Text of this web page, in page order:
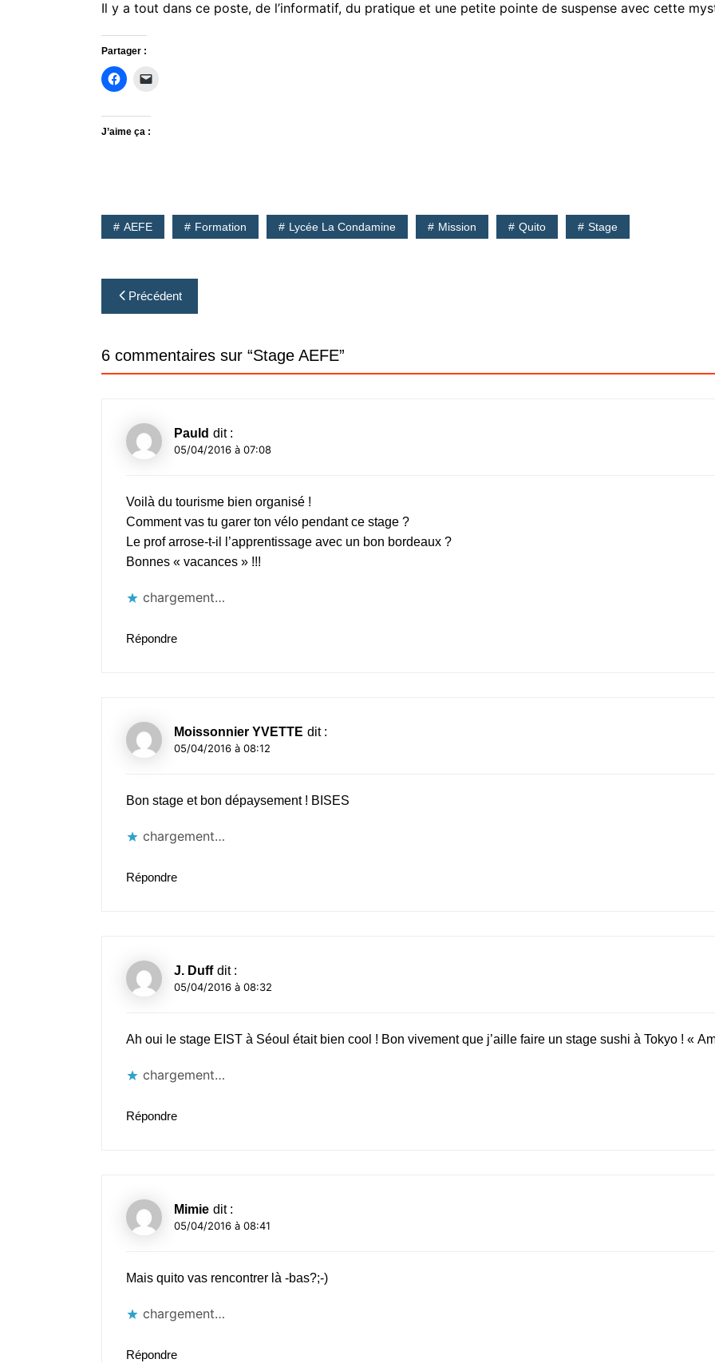
Il y a tout dans ce poste, de l’informatif, du pratique et une petite pointe de suspense avec cette
Partager :
J’aime ça :
AEFE Formation Lycée La Condamine Mission Quito Stage
Navigation
de
l’article
Précédent
6 commentaires sur “Stage AEFE”
Pauld dit :
05/04/2016 à 07:08
Voilà du tourisme bien organisé !
Comment vas tu garer ton vélo pendant ce stage ?
Le prof arrose-t-il l’apprentissage avec un bon bordeaux ?
Bonnes « vacances » !!!
chargement…
Répondre
Moissonnier YVETTE dit :
05/04/2016 à 08:12
Bon stage et bon dépaysement ! BISES
chargement…
Répondre
J. Duff dit :
05/04/2016 à 08:32
Ah oui le stage EIST à Séoul était bien cool ! Bon vivement que j’aille faire un stage sushi à Tokyo ! «
chargement…
Répondre
Mimie dit :
05/04/2016 à 08:41
Mais quito vas rencontrer là -bas?;-)
chargement…
Répondre